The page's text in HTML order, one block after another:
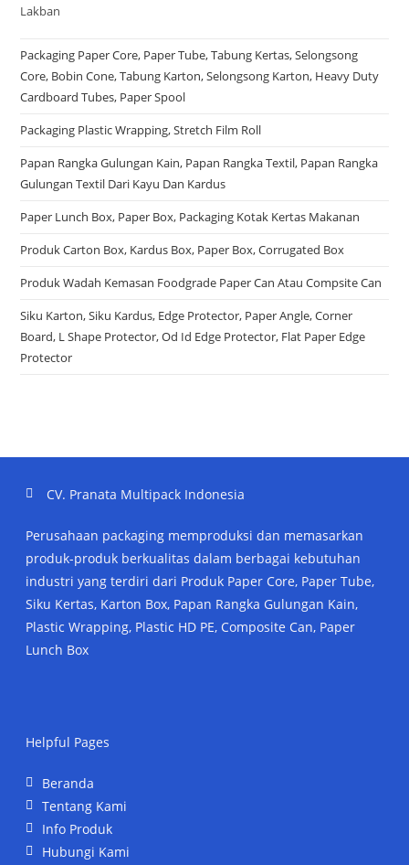
Packaging Paper Core, Paper Tube, Tabung Kertas, Selongsong
Core, Bobin Cone, Tabung Karton, Selongsong Karton, Heavy Duty
Cardboard Tubes, Paper Spool
Packaging Plastic Wrapping, Stretch Film Roll
Papan Rangka Gulungan Kain, Papan Rangka Textil, Papan Rangka
Gulungan Textil Dari Kayu Dan Kardus
Paper Lunch Box, Paper Box, Packaging Kotak Kertas Makanan
Produk Carton Box, Kardus Box, Paper Box, Corrugated Box
Produk Wadah Kemasan Foodgrade Paper Can Atau Compsite Can
Siku Karton, Siku Kardus, Edge Protector, Paper Angle, Corner
Board, L Shape Protector, Od Id Edge Protector, Flat Paper Edge
Protector
CV. Pranata Multipack Indonesia
Perusahaan packaging memproduksi dan memasarkan
produk-produk berkualitas dalam berbagai kebutuhan
industri yang terdiri dari Produk Paper Core, Paper Tube,
Siku Kertas, Karton Box, Papan Rangka Gulungan Kain,
Plastic Wrapping, Plastic HD PE, Composite Can, Paper
Lunch Box
Helpful Pages
Beranda
Tentang Kami
Info Produk
Hubungi Kami